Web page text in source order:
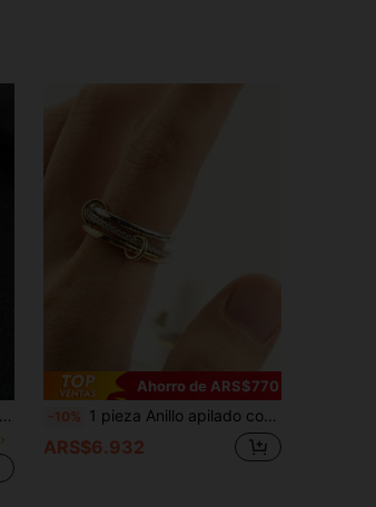
Ahorro de ARS$770
-10% 1 pieza Anillo apilado con tres anillos, incrustado con piedra de circonita sintética, material de cobre, anillo de boda para mujer, regalo de aniversario
ARS$6.932